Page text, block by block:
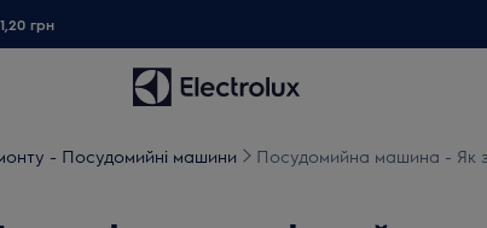
грн
- Посудомийні машини Посудомийна машина - Як